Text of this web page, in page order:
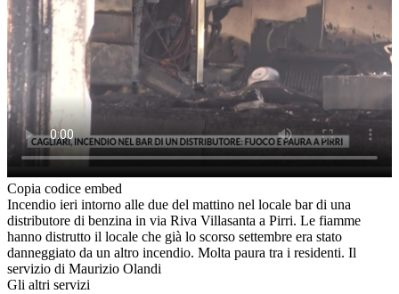
Copia codice embed
Incendio ieri intorno alle due del mattino nel locale bar di una
distributore di benzina in via Riva Villasanta a Pirri. Le fiamme
hanno distrutto il locale che già lo scorso settembre era stato
danneggiato da un altro incendio. Molta paura tra i residenti. Il
servizio di Maurizio Olandi
Gli altri servizi